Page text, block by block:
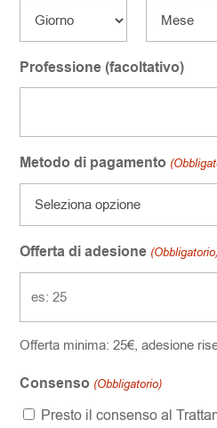
Professione (facoltativo)
Metodo di pagamento
Offerta di adesione
Offerta minima: 25€, adesione
Consenso (Obbligatorio)
Presto il consenso al